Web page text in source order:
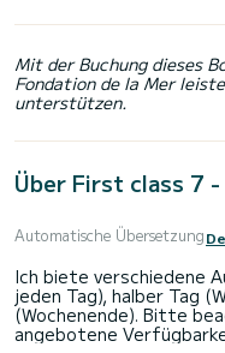
Mit der Buchung dieses
Fondation de la Mer
unterstützen.
Über First class 7
Automatische Übersetzung
Ich biete verschiedene
jeden Tag), halber Tag
(Wochenende). Bitte
angebotene